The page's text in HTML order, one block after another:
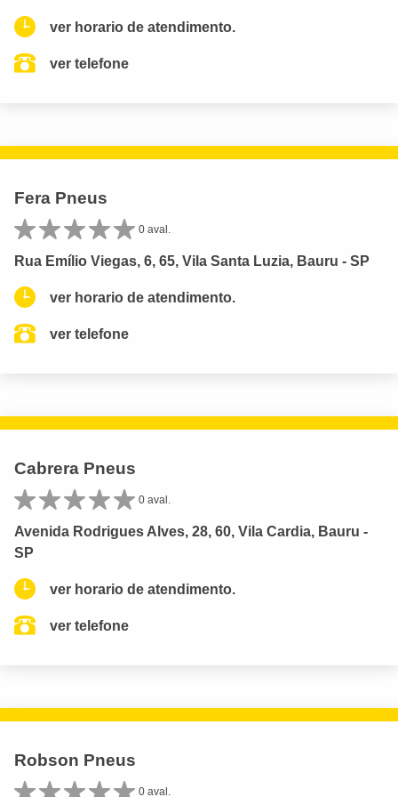
ver horario de atendimento.
ver telefone
Fera Pneus
0 aval.
Rua Emílio Viegas, 6, 65, Vila Santa Luzia, Bauru - SP
ver horario de atendimento.
ver telefone
Cabrera Pneus
0 aval.
Avenida Rodrigues Alves, 28, 60, Vila Cardia, Bauru -
SP
ver horario de atendimento.
ver telefone
Robson Pneus
0 aval.